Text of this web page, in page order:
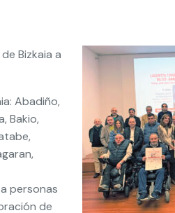
Bizkaia a
Abadiño,
Bakio,
personas
de